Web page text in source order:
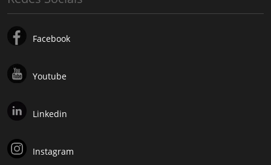
Facebook
Youtube
Linkedin
Instagram